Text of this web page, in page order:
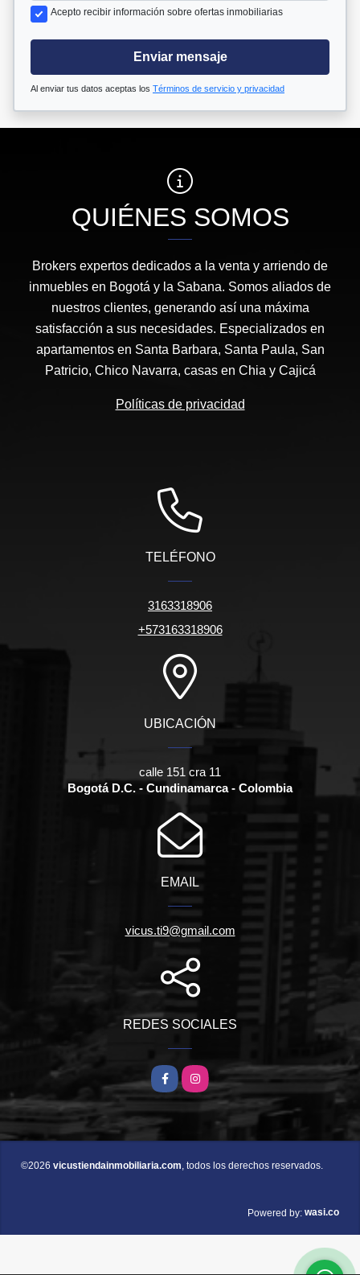
Acepto recibir información sobre ofertas inmobiliarias
Enviar mensaje
Al enviar tus datos aceptas los Términos de servicio y privacidad
QUIÉNES SOMOS
Brokers expertos dedicados a la venta y arriendo de
inmuebles en Bogotá y la Sabana. Somos aliados de
nuestros clientes, generando así una máxima
satisfacción a sus necesidades. Especializados en
apartamentos en Santa Barbara, Santa Paula, San
Patricio, Chico Navarra, casas en Chia y Cajicá
Políticas de privacidad
TELÉFONO
3163318906
+573163318906
UBICACIÓN
calle 151 cra 11
Bogotá D.C. - Cundinamarca - Colombia
EMAIL
vicus.ti9@gmail.com
REDES SOCIALES
FacebookInstagram
©2026 vicustiendainmobiliaria.com, todos los derechos reservados.
Powered by: wasi.co